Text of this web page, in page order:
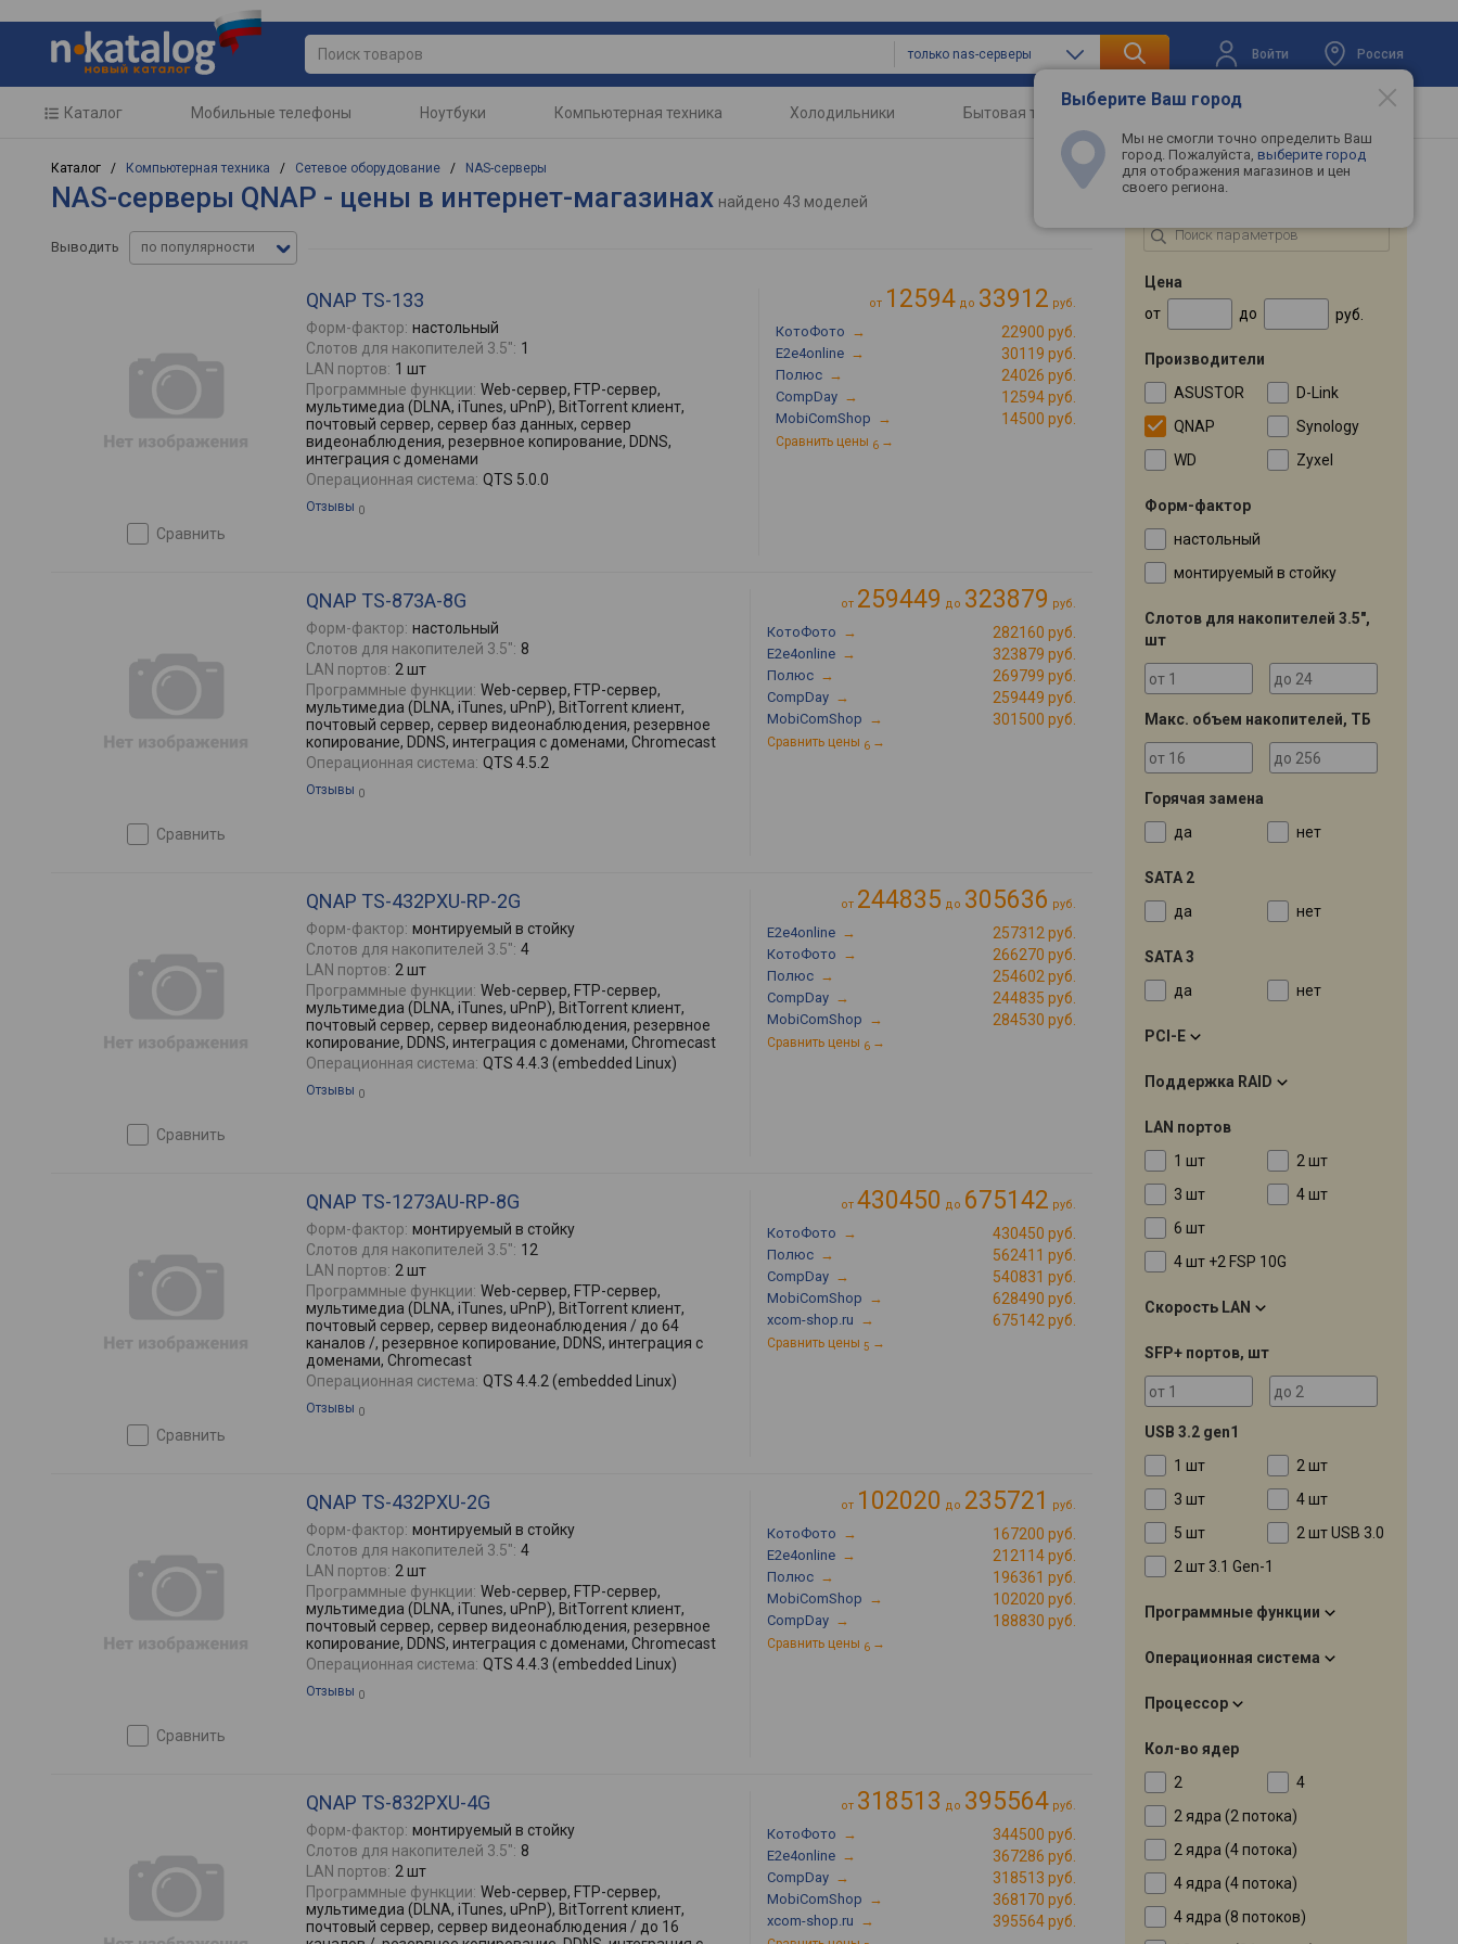
только nas-серверы Войти Россия
Выберите Ваш город
Мы не смогли точно определить Ваш
город. Пожалуйста, выберите город
для отображения магазинов и цен
своего региона.
Каталог Мобильные телефоны Ноутбуки Компьютерная техника Холодильники Бытовая техника Телевизоры
Каталог / Компьютерная техника / Сетевое оборудование / NAS-серверы
NAS-серверы QNAP - цены в интернет-магазинах найдено 43 моделей
Выводить по популярности
сравнить
QNAP TS-133
Форм-фактор: настольный
Слотов для накопителей 3.5": 1
LAN портов: 1 шт
Программные функции: Web-сервер, FTP-сервер,
мультимедиа (DLNA, iTunes, uPnP), BitTorrent клиент,
почтовый сервер, сервер баз данных, сервер
видеонаблюдения, резервное копирование, DDNS,
интеграция с доменами
Операционная система: QTS 5.0.0
Отзывы 0
от 12594 до 33912 руб.
КотоФото → 22900 руб.
E2e4online → 30119 руб.
Полюс → 24026 руб.
CompDay → 12594 руб.
MobiComShop → 14500 руб.
Сравнить цены 6 →
сравнить
QNAP TS-873A-8G
Форм-фактор: настольный
Слотов для накопителей 3.5": 8
LAN портов: 2 шт
Программные функции: Web-сервер, FTP-сервер,
мультимедиа (DLNA, iTunes, uPnP), BitTorrent клиент,
почтовый сервер, сервер видеонаблюдения, резервное
копирование, DDNS, интеграция с доменами, Chromecast
Операционная система: QTS 4.5.2
Отзывы 0
от 259449 до 323879 руб.
КотоФото → 282160 руб.
E2e4online → 323879 руб.
Полюс → 269799 руб.
CompDay → 259449 руб.
MobiComShop → 301500 руб.
Сравнить цены 6 →
сравнить
QNAP TS-432PXU-RP-2G
Форм-фактор: монтируемый в стойку
Слотов для накопителей 3.5": 4
LAN портов: 2 шт
Программные функции: Web-сервер, FTP-сервер,
мультимедиа (DLNA, iTunes, uPnP), BitTorrent клиент,
почтовый сервер, сервер видеонаблюдения, резервное
копирование, DDNS, интеграция с доменами, Chromecast
Операционная система: QTS 4.4.3 (embedded Linux)
Отзывы 0
от 244835 до 305636 руб.
E2e4online → 257312 руб.
КотоФото → 266270 руб.
Полюс → 254602 руб.
CompDay → 244835 руб.
MobiComShop → 284530 руб.
Сравнить цены 6 →
сравнить
QNAP TS-1273AU-RP-8G
Форм-фактор: монтируемый в стойку
Слотов для накопителей 3.5": 12
LAN портов: 2 шт
Программные функции: Web-сервер, FTP-сервер,
мультимедиа (DLNA, iTunes, uPnP), BitTorrent клиент,
почтовый сервер, сервер видеонаблюдения / до 64
каналов /, резервное копирование, DDNS, интеграция с
доменами, Chromecast
Операционная система: QTS 4.4.2 (embedded Linux)
Отзывы 0
от 430450 до 675142 руб.
КотоФото → 430450 руб.
Полюс → 562411 руб.
CompDay → 540831 руб.
MobiComShop → 628490 руб.
xcom-shop.ru → 675142 руб.
Сравнить цены 5 →
сравнить
QNAP TS-432PXU-2G
Форм-фактор: монтируемый в стойку
Слотов для накопителей 3.5": 4
LAN портов: 2 шт
Программные функции: Web-сервер, FTP-сервер,
мультимедиа (DLNA, iTunes, uPnP), BitTorrent клиент,
почтовый сервер, сервер видеонаблюдения, резервное
копирование, DDNS, интеграция с доменами, Chromecast
Операционная система: QTS 4.4.3 (embedded Linux)
Отзывы 0
от 102020 до 235721 руб.
КотоФото → 167200 руб.
E2e4online → 212114 руб.
Полюс → 196361 руб.
MobiComShop → 102020 руб.
CompDay → 188830 руб.
Сравнить цены 6 →
QNAP TS-832PXU-4G
Форм-фактор: монтируемый в стойку
Слотов для накопителей 3.5": 8
LAN портов: 2 шт
Программные функции: Web-сервер, FTP-сервер,
мультимедиа (DLNA, iTunes, uPnP), BitTorrent клиент,
почтовый сервер, сервер видеонаблюдения / до 16
от 318513 до 395564 руб.
КотоФото → 344500 руб.
E2e4online → 367286 руб.
CompDay → 318513 руб.
MobiComShop → 368170 руб.
xcom-shop.ru → 395564 руб.
ПОДБОР ПО ПАРАМЕТРАМ
Цена
от
до руб.
Производители
ASUSTOR
D-Link
QNAP
Synology
WD
Zyxel
Форм-фактор
настольный
монтируемый в стойку
Слотов для накопителей 3.5",
шт
Макс. объем накопителей, ТБ
Горячая замена
да
нет
SATA 2
да
нет
SATA 3
да
нет
PCI-E
Поддержка RAID
LAN портов
1 шт
2 шт
3 шт
4 шт
6 шт
4 шт +2 FSP 10G
Скорость LAN
SFP+ портов, шт
USB 3.2 gen1
1 шт
2 шт
3 шт
4 шт
5 шт
2 шт USB 3.0
2 шт 3.1 Gen-1
Программные функции
Операционная система
Процессор
Кол-во ядер
2
4
2 ядра (2 потока)
2 ядра (4 потока)
4 ядра (4 потока)
4 ядра (8 потоков)